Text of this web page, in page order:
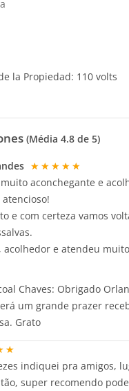
la Propiedad: 110 volts
(Média 4.8 de 5)
★★★★★
aconchegante e
e com certeza vamos
acolhedor e atendeu
Chaves: Obrigado
um grande prazer
Grato
indiquei pra amigos,
super recomendo